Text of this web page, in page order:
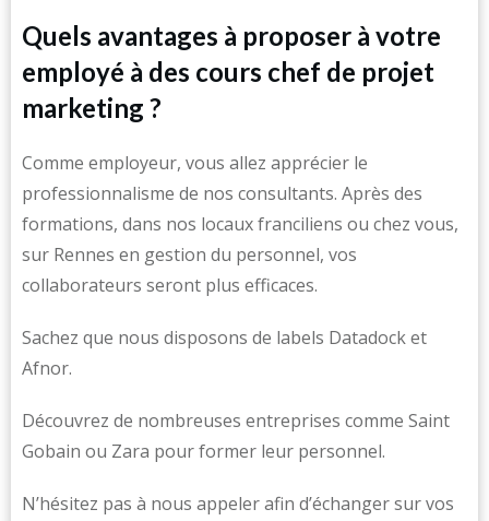
Quels avantages à proposer à votre
employé à des cours chef de projet
marketing ?
Comme employeur, vous allez apprécier le
professionnalisme de nos consultants. Après des
formations, dans nos locaux franciliens ou chez vous,
sur Rennes en gestion du personnel, vos
collaborateurs seront plus efficaces.
Sachez que nous disposons de labels Datadock et
Afnor.
Découvrez de nombreuses entreprises comme Saint
Gobain ou Zara pour former leur personnel.
N’hésitez pas à nous appeler afin d’échanger sur vos